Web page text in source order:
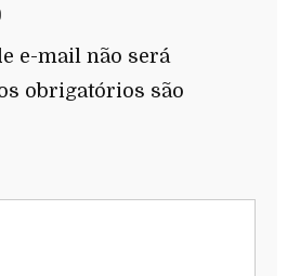
e-mail não será
obrigatórios são